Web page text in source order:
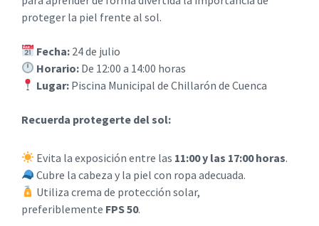
proteger la piel frente al sol.
Fecha: 24 de julio
Horario: De 12:00 a 14:00 horas
Lugar: Piscina Municipal de Chillarón de Cuenca
Recuerda protegerte del sol:
Evita la exposición entre las 11:00 y las 17:00 horas.
Cubre la cabeza y la piel con ropa adecuada.
Utiliza crema de protección solar,
preferiblemente FPS 50.